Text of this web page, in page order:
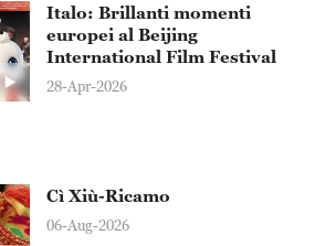
Italo: Brillanti momenti
europei al Beijing
International Film Festival
28-Apr-2026
Cì Xiù-Ricamo
06-Aug-2026